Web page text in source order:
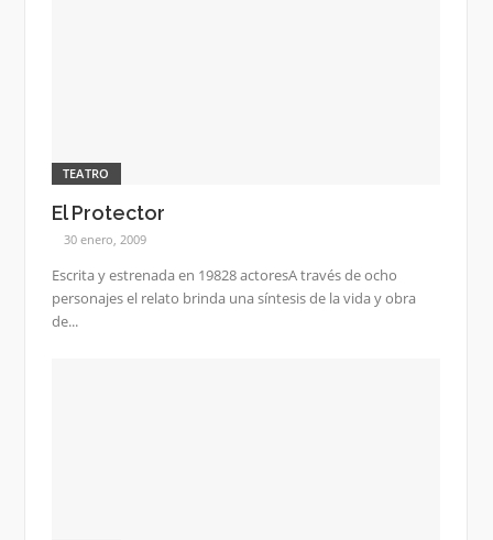
TEATRO
El Protector
30 enero, 2009
Escrita y estrenada en 19828 actoresA través de ocho
personajes el relato brinda una síntesis de la vida y obra
de...